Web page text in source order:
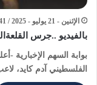
الإثنين - 21 يوليو - 2025 / 1:41 صباحًا
بالفيديو ..جرس
بوابة السهم الإخبارية -
الفلسطيني آدم كايد،